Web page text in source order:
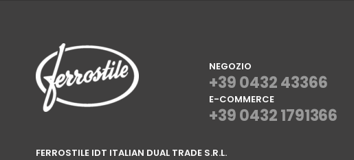
NEGOZIO
+39 0432 43366
E-COMMERCE
+39 0432 1791366
FERROSTILE IDT ITALIAN DUAL TRADE S.R.L.